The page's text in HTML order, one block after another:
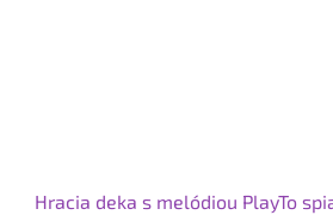
Hracia deka s melódiou PlayTo